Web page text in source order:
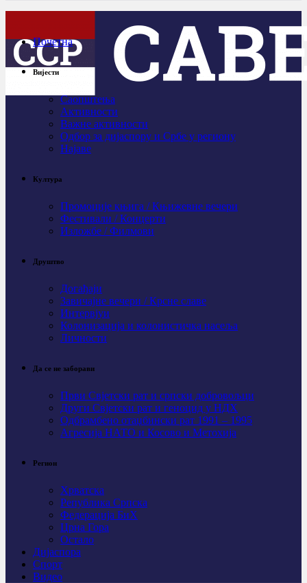
Почетна
Вијести
Саопштења
Активности
Важне активности
Одбор за дијаспору и Србе у региону
Најаве
Култура
Промоције књига / Књижевне вечери
Фестивали / Концерти
Изложбе / Филмови
Друштво
Догађаји
Завичајне вечери / Крсне славе
Интервјуи
Колонизација и колонистичка насеља
Личности
Да се не заборави
Први Свјeтски рат и српски добровољци
Други Свјетски рат и геноцид у НДХ
Одбрамбено отаџбински рат 1991 – 1995
Агресија НАТО и Косово и Метохија
Регион
Хрватска
Република Српска
Федерација БиХ
Црна Гора
Остало
Дијаспора
Спорт
Видео